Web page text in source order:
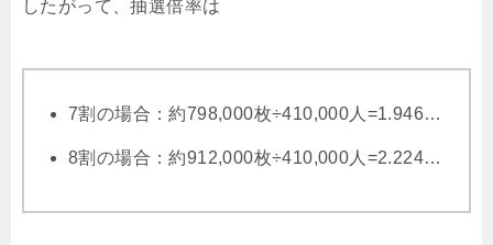
したがって、抽選倍率は
7割の場合：約798,000枚÷410,000人=1.946…
8割の場合：約912,000枚÷410,000人=2.224…